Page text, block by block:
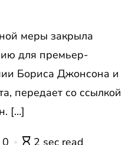
меры закрыла
для премьер-
Бориса Джонсона и
передает со ссылкой
[…]
0 2 sec read